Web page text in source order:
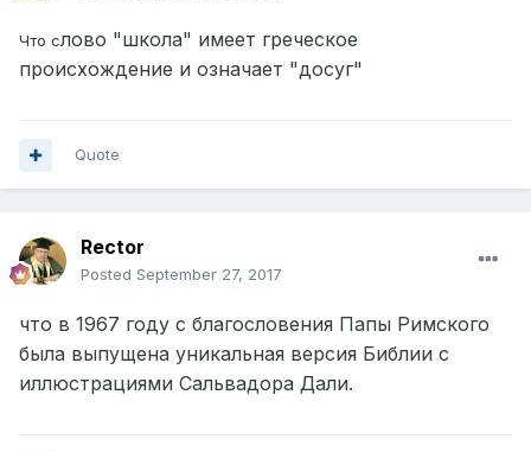
Что слово "школа" имеет греческое
происхождение и означает "досуг"
Quote
Rector
Posted September 27, 2017
что в 1967 году с благословения Папы Римского
была выпущена уникальная версия Библии с
иллюстрациями Сальвадора Дали.